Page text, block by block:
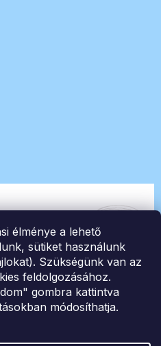
élménye a lehető
sütiket használunk
Szükségünk van az
feldolgozásához.
gombra kattintva
módosíthatja.